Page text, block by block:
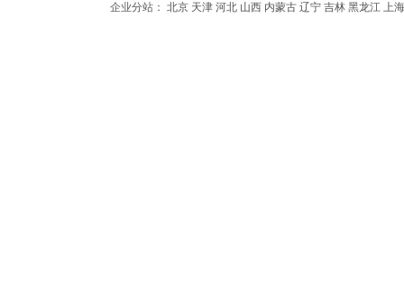
企业分站： 北京 天津 河北 山西 内蒙古 辽宁 吉林 黑龙江 上海